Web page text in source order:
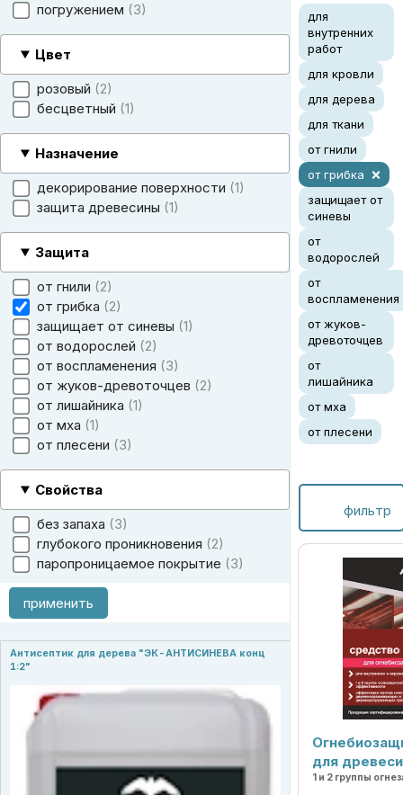
погружением
3
Цвет
розовый 2
бесцветный 1
Назначение
декорирование поверхности 1
защита древесины 1
Защита
от гнили 2
от грибка 2
защищает от синевы 1
от водорослей 2
от воспламенения
3
от жуков-древоточцев 2
от лишайника 1
от мха 1
от плесени
3
Свойства
без запаха
3
глубокого проникновения 2
паропроницаемое покрытие
3
применить
Антисептик для дерева "ЭК-АНТИСИНЕВА конц
1:2"
для
внутренних
работ
для кровли
для дерева
для ткани
от гнили
от грибка
защищает от
синевы
от
водорослей
от
воспламенения
от жуков-
древоточцев
от
лишайника
от мха
от плесени
фильтр
для
1 и 2 группы